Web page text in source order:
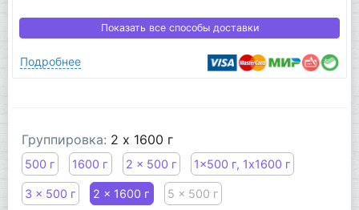
Показать все способы доставки
Подробнее
Группировка: 2 x 1600 г
500 г 1600 г 2 x 500 г 1x500 г, 1x1600 г
3 x 500 г 2 x 1600 г 5 x 500 г